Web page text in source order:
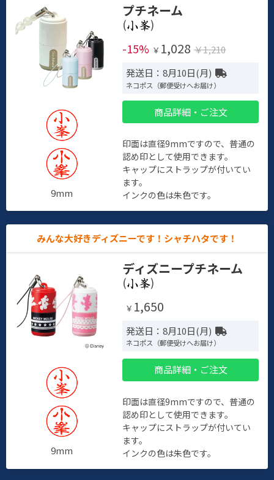
9mm
プチネーム
(
)
-15% ￥ 1,028 ￥1,210
発送日：8月10日(月)
ネコポス（郵便受けへお届け）
商品詳細・ご注文
印面は直径9mmですので、普通の
認め印として使用できます。
キャップにストラップが付いてい
ます。
インクの色は朱色です。
みんな大好きディズニーです！シャチハタです！
9mm
ディズニープチネーム
( )
￥ 1,650
発送日：8月10日(月)
ネコポス（郵便受けへお届け）
商品詳細・ご注文
印面は直径9mmですので、普通の
認め印として使用できます。
キャップにストラップが付いてい
ます。
インクの色は朱色です。